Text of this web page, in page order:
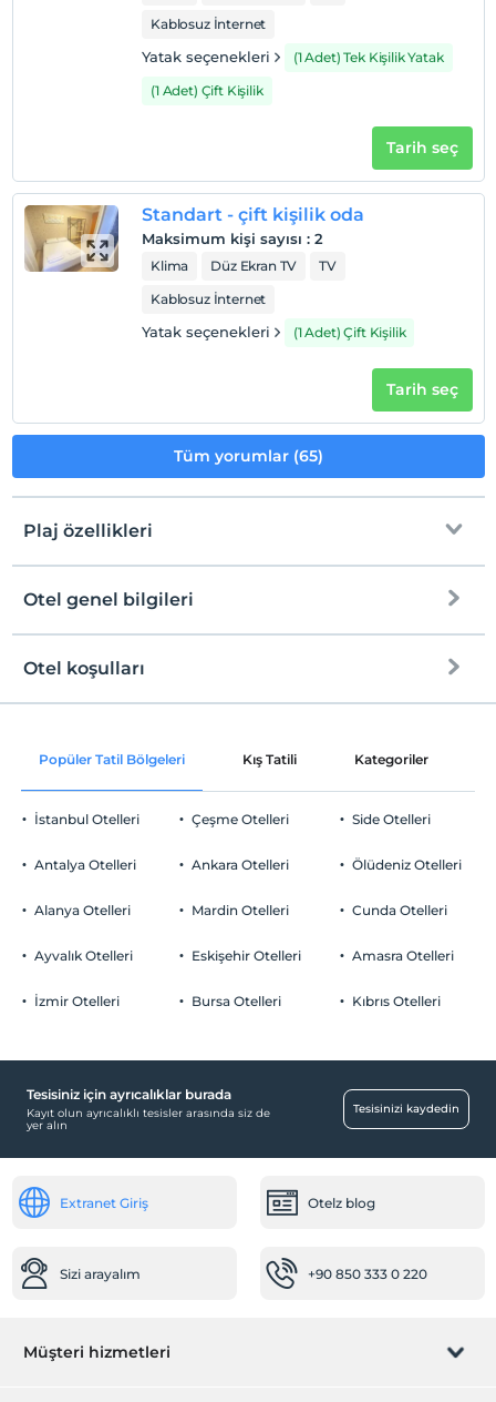
Kablosuz İnternet
Yatak seçenekleri
(1 Adet) Tek Kişilik Yatak
(1 Adet) Çift Kişilik
Tarih seç
Standart - çift kişilik oda
Maksimum kişi sayısı : 2
Klima Düz Ekran TV
TV
Kablosuz İnternet
Yatak seçenekleri (1 Adet) Çift Kişilik
Tarih seç
Tüm yorumlar (65)
Plaj özellikleri
Plaja 600 metre mesafededir
Çakıl plaj
Otel genel bilgileri
Ortak alanlar ve tüm odalar
Otopark
Ücretsiz Halka Açık Otopark
Eğlence Hizmetleri
Çocuk Havuzu
Mama için su ısıtıcı
Fotokopi
Otel koşulları
Check/in
Check/out
En geç saat 11:00 ve öncesi
Evcil Hayvan
2 yaşına kadar olan bebekler ücretsizdir.
Popüler Tatil Bölgeleri Kış Tatili Kategoriler
İstanbul Otelleri
Antalya Otelleri
Alanya Otelleri
Ayvalık Otelleri
İzmir Otelleri
Çeşme Otelleri
Ankara Otelleri
Mardin Otelleri
Eskişehir Otelleri
Bursa Otelleri
Side Otelleri
Ölüdeniz Otelleri
Cunda Otelleri
Amasra Otelleri
Kıbrıs Otelleri
Tesisiniz için ayrıcalıklar burada
Kayıt olun ayrıcalıklı tesisler arasında siz de
yer alın
Tesisinizi kaydedin
Extranet Giriş Otelz blog
Sizi arayalım +90 850 333 0 220
Müşteri hizmetleri